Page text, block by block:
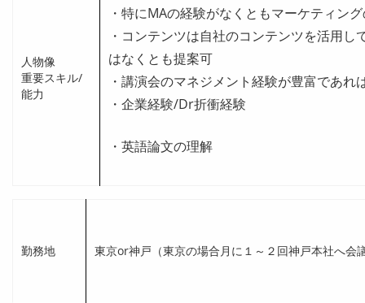
人物像
重要スキル/
能力
・特にMAの経験がなくともマーケティン
・コンテンツは自社のコンテンツを活用
はなくとも提案可
・講演会のマネジメント経験が豊富であれ
・企業経験/Dr折衝経験
・英語論文の理解
勤務地 東京or神戸（東京の場合月に１～２回神戸本社へ会